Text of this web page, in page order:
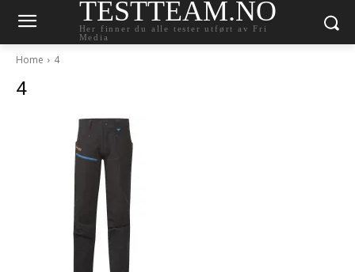
TESTTEAM.NO
Her finner du alle tester utført av Fri
Media
Home 4
4